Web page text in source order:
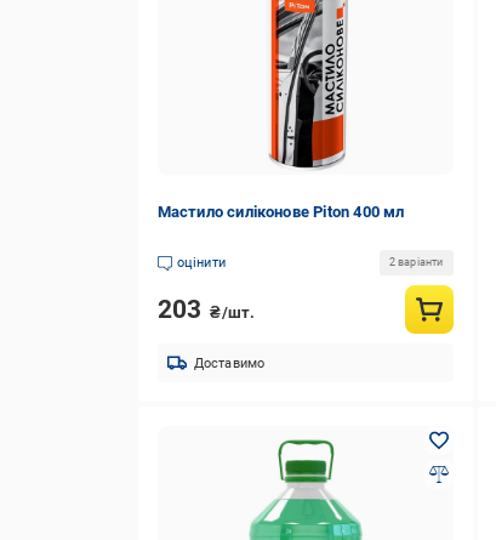
Мастило силіконове Piton 400 мл
оцінити 2 варіанти
203 ₴/шт.
Доставимо